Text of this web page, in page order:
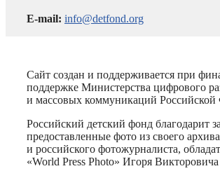
E-mail: info@detfond.org
Сайт создан и поддерживается при
поддержке Министерства цифрового
и массовых коммуникаций Российской
Российский детский фонд благодарит за
предоставленные фото из своего
и российского фотожурналиста,
«World Press Photo» Игоря